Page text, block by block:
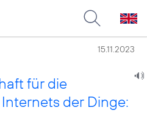
15.11.2023
für die
der Dinge: